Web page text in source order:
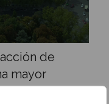
de
mayor